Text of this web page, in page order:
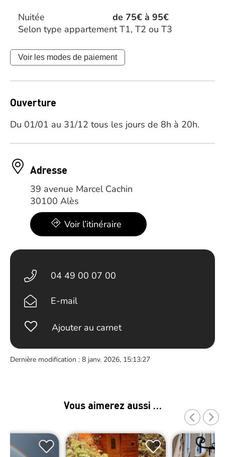
Nuitée
de 75€ à 95€
Selon type appartement T1, T2 ou T3
Voir les modes de paiement
Ouverture
Du 01/01 au 31/12 tous les jours de 8h à 20h.
Adresse
39 avenue Marcel Cachin
30100 Alès
Voir l’itinéraire
04 49 00 07 00
E-mail
Ajouter au carnet
Dernière modification : 8 janv. 2026, 15:13:27
Vous aimerez aussi …